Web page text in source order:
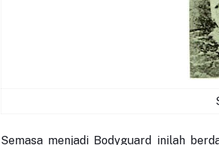
Semasa menjadi Bodyguard inilah